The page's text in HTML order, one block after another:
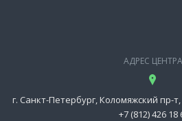
АДРЕС
г. Санкт-Петербург, Коломяжский пр-
+7 (812) 426 18